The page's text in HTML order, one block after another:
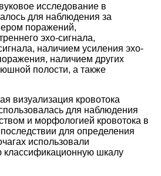
исследование в
для наблюдения за
поражений,
эхо-сигнала,
наличием усиления эхо-
наличием других
полости, а также
визуализация кровотока
для наблюдения
и морфологией кровотока в
для определения
использовали
классификационную шкалу